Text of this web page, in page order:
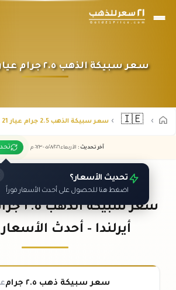
سعر سبيكة الذهب ٢.٥ جرام عيار ٢١ في أيرلندا
🇮🇪 سعر سبيكة الذهب 2.5 جرام عيار 21 في أيرلندا
آخر تحديث : الأربعاء ٠٥ /٠٨/٢٠٢٦ - ٠٦:٢٣ م
تحديث الأسعار؟
اضغط هنا للحصول على أحدث الأسعار فوراً
أيرلندا - أحدث الأسعار
سعر سبيكة ذهب ٢.٥ جرام